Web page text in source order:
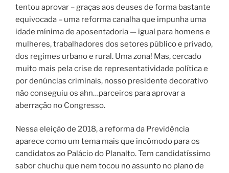
tentou aprovar – graças aos deuses de forma bastante
equivocada – uma reforma canalha que impunha uma
idade mínima de aposentadoria — igual para homens e
mulheres, trabalhadores dos setores público e privado,
dos regimes urbano e rural. Uma zona! Mas, cercado
muito mais pela crise de representatividade política e
por denúncias criminais, nosso presidente decorativo
não conseguiu os ahn…parceiros para aprovar a
aberração no Congresso.
Nessa eleição de 2018, a reforma da Previdência
aparece como um tema mais que incômodo para os
candidatos ao Palácio do Planalto. Tem candidatíssimo
sabor chuchu que nem tocou no assunto no plano de